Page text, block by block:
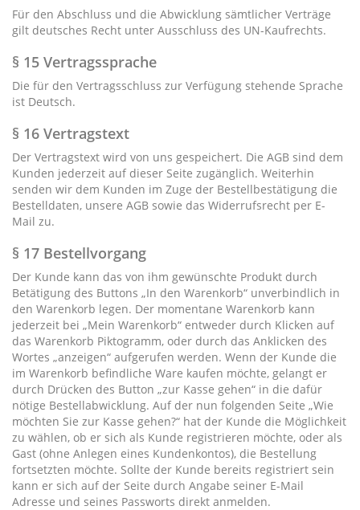
Für den Abschluss und die Abwicklung sämtlicher Verträge
gilt deutsches Recht unter Ausschluss des UN-Kaufrechts.
§ 15 Vertragssprache
Die für den Vertragsschluss zur Verfügung stehende Sprache
ist Deutsch.
§ 16 Vertragstext
Der Vertragstext wird von uns gespeichert. Die AGB sind dem
Kunden jederzeit auf dieser Seite zugänglich. Weiterhin
senden wir dem Kunden im Zuge der Bestellbestätigung die
Bestelldaten, unsere AGB sowie das Widerrufsrecht per E-
Mail zu.
§ 17 Bestellvorgang
Der Kunde kann das von ihm gewünschte Produkt durch
Betätigung des Buttons „In den Warenkorb“ unverbindlich in
den Warenkorb legen. Der momentane Warenkorb kann
jederzeit bei „Mein Warenkorb“ entweder durch Klicken auf
das Warenkorb Piktogramm, oder durch das Anklicken des
Wortes „anzeigen“ aufgerufen werden. Wenn der Kunde die
im Warenkorb befindliche Ware kaufen möchte, gelangt er
durch Drücken des Button „zur Kasse gehen“ in die dafür
nötige Bestellabwicklung. Auf der nun folgenden Seite „Wie
möchten Sie zur Kasse gehen?“ hat der Kunde die Möglichkeit
zu wählen, ob er sich als Kunde registrieren möchte, oder als
Gast (ohne Anlegen eines Kundenkontos), die Bestellung
fortsetzten möchte. Sollte der Kunde bereits registriert sein
kann er sich auf der Seite durch Angabe seiner E-Mail
Adresse und seines Passworts direkt anmelden.